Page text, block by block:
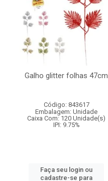
Galho glitter folhas 47cm
Código: 843617
Embalagem: Unidade
Caixa Com: 120 Unidade(s)
IPI: 9.75%
Faça seu login ou
cadastre-se para